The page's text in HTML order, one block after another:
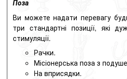
Поза
Ви можете надати перевагу
три стандартні позиції, які
стимуляції.
Рачки.
Місіонерська поза з
На вприсядки.